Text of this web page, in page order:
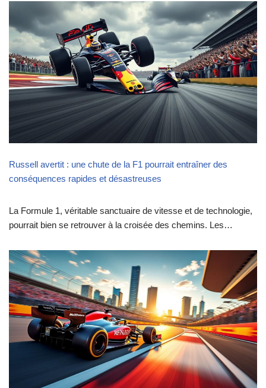
Russell avertit : une chute de la F1 pourrait entraîner des
conséquences rapides et désastreuses
La Formule 1, véritable sanctuaire de vitesse et de technologie,
pourrait bien se retrouver à la croisée des chemins. Les…